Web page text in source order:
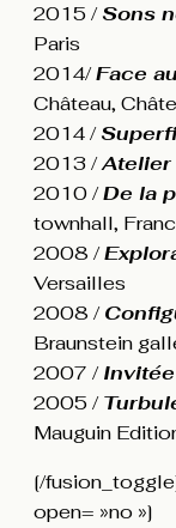
2015 /Sons
Paris
2014/Face
Château,
2014 /
2013 /Atelier
2010 /De la
townhall,
2008 /
Versailles
2008 /
Braunstein
2007 /
2005 /
Mauguin
[/
open= »no »]